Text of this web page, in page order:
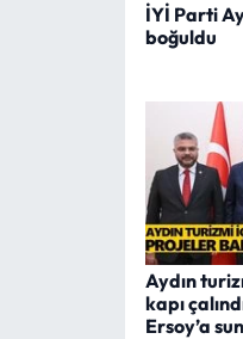
İYİ Parti
boğuldu
Aydın
kapı
Ersoy’a